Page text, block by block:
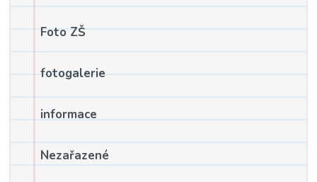
Foto ZŠ
fotogalerie
informace
Nezařazené